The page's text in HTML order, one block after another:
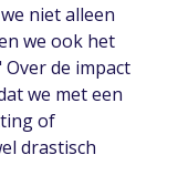
niet alleen
we ook het
de impact
we met een
of
drastisch